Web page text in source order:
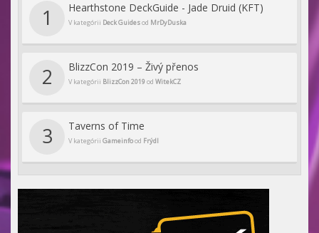
1 Hearthstone DeckGuide - Jade Druid (KFT)
V kategórii Deck Guidesod MrDyDuska
2 BlizzCon 2019 – Živý přenos
V kategórii BlizzCon 2019 od WitekCZ
3 Taverns of Time
V kategórii Gameinfood Frýdl